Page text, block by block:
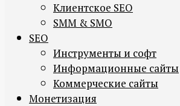
Клиентское SEO
SMM & SMO
SEO
Инструменты и софт
Информационные сайты
Коммерческие сайты
Монетизация